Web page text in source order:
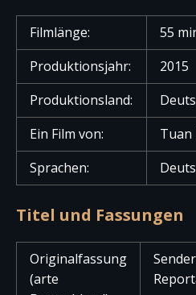
Filmlänge:
55
Produktionsjahr:
2015
Produktionsland:
Ein Film von:
Tuan
Sprachen:
Titel und Fassungen
Originalfassung
(arte